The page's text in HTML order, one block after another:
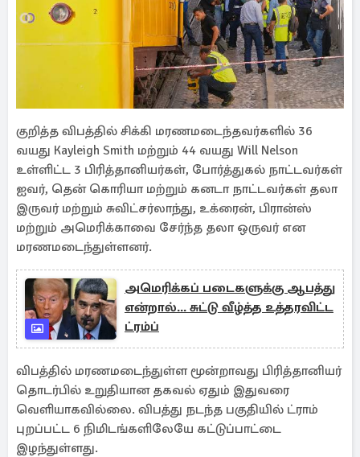
குறித்த விபத்தில் சிக்கி மரணமடைந்தவர்களில் 36
வயது Kayleigh Smith மற்றும் 44 வயது Will Nelson
உள்ளிட்ட 3 பிரித்தானியர்கள், போர்த்துகல் நாட்டவர்கள்
ஐவர், தென் கொரியா மற்றும் கனடா நாட்டவர்கள் தலா
இருவர் மற்றும் சுவிட்சர்லாந்து, உக்ரைன், பிரான்ஸ்
மற்றும் அமெரிக்காவை சேர்ந்த தலா ஒருவர் என
மரணமடைந்துள்ளனர்.
அமெரிக்கப் படைகளுக்கு ஆபத்து
என்றால்... சுட்டு வீழ்த்த உத்தரவிட்ட
ட்ரம்ப்
விபத்தில் மரணமடைந்துள்ள மூன்றாவது பிரித்தானியர்
தொடர்பில் உறுதியான தகவல் ஏதும் இதுவரை
வெளியாகவில்லை. விபத்து நடந்த பகுதியில் ட்ராம்
புறப்பட்ட 6 நிமிடங்களிலேயே கட்டுப்பாட்டை
இழந்துள்ளது.